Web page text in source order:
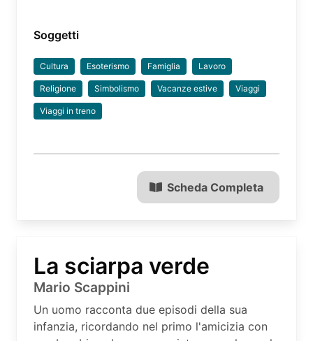
Soggetti
Cultura Esoterismo Famiglia Lavoro
Religione Simbolismo Vacanze estive Viaggi
Viaggi in treno
Scheda Completa
La sciarpa verde
Mario Scappini
Un uomo racconta due episodi della sua
infanzia, ricordando nel primo l'amicizia con